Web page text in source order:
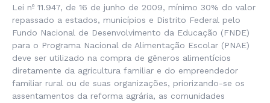
Lei nº 11.947, de 16 de junho de 2009, mínimo 30% do valor
repassado a estados, municípios e Distrito Federal pelo
Fundo Nacional de Desenvolvimento da Educação (FNDE)
para o Programa Nacional de Alimentação Escolar (PNAE)
deve ser utilizado na compra de gêneros alimentícios
diretamente da agricultura familiar e do empreendedor
familiar rural ou de suas organizações, priorizando-se os
assentamentos da reforma agrária, as comunidades